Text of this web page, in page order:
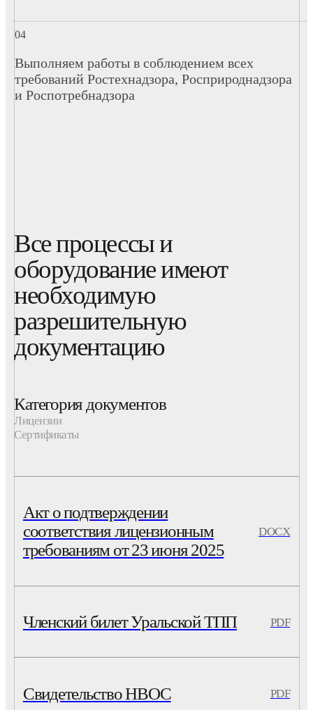
Выполняем работы в соблюдением всех
требований Ростехнадзора, Росприроднадзора
и Роспотребнадзора
Все процессы и
оборудование имеют
необходимую
разрешительную
документацию
Категория документов
Лицензии
Сертификаты
Акт о подтверждении
соответствия лицензионным
требованиям от 23 июня 2025
DOCX
Членский билет Уральской ТПП PDF
Свидетельство НВОС PDF